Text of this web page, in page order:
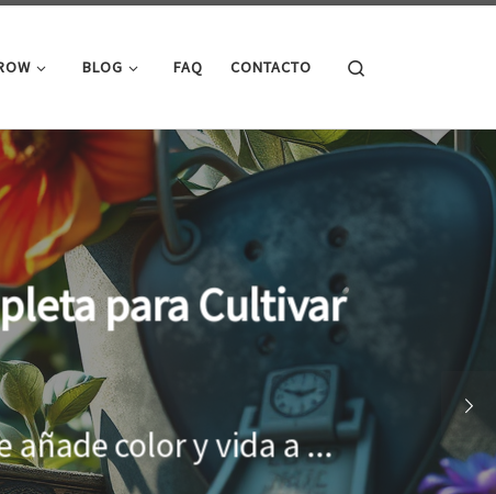
BLOG FAQ CONTACTO
óptimo de
el entorno adecuado